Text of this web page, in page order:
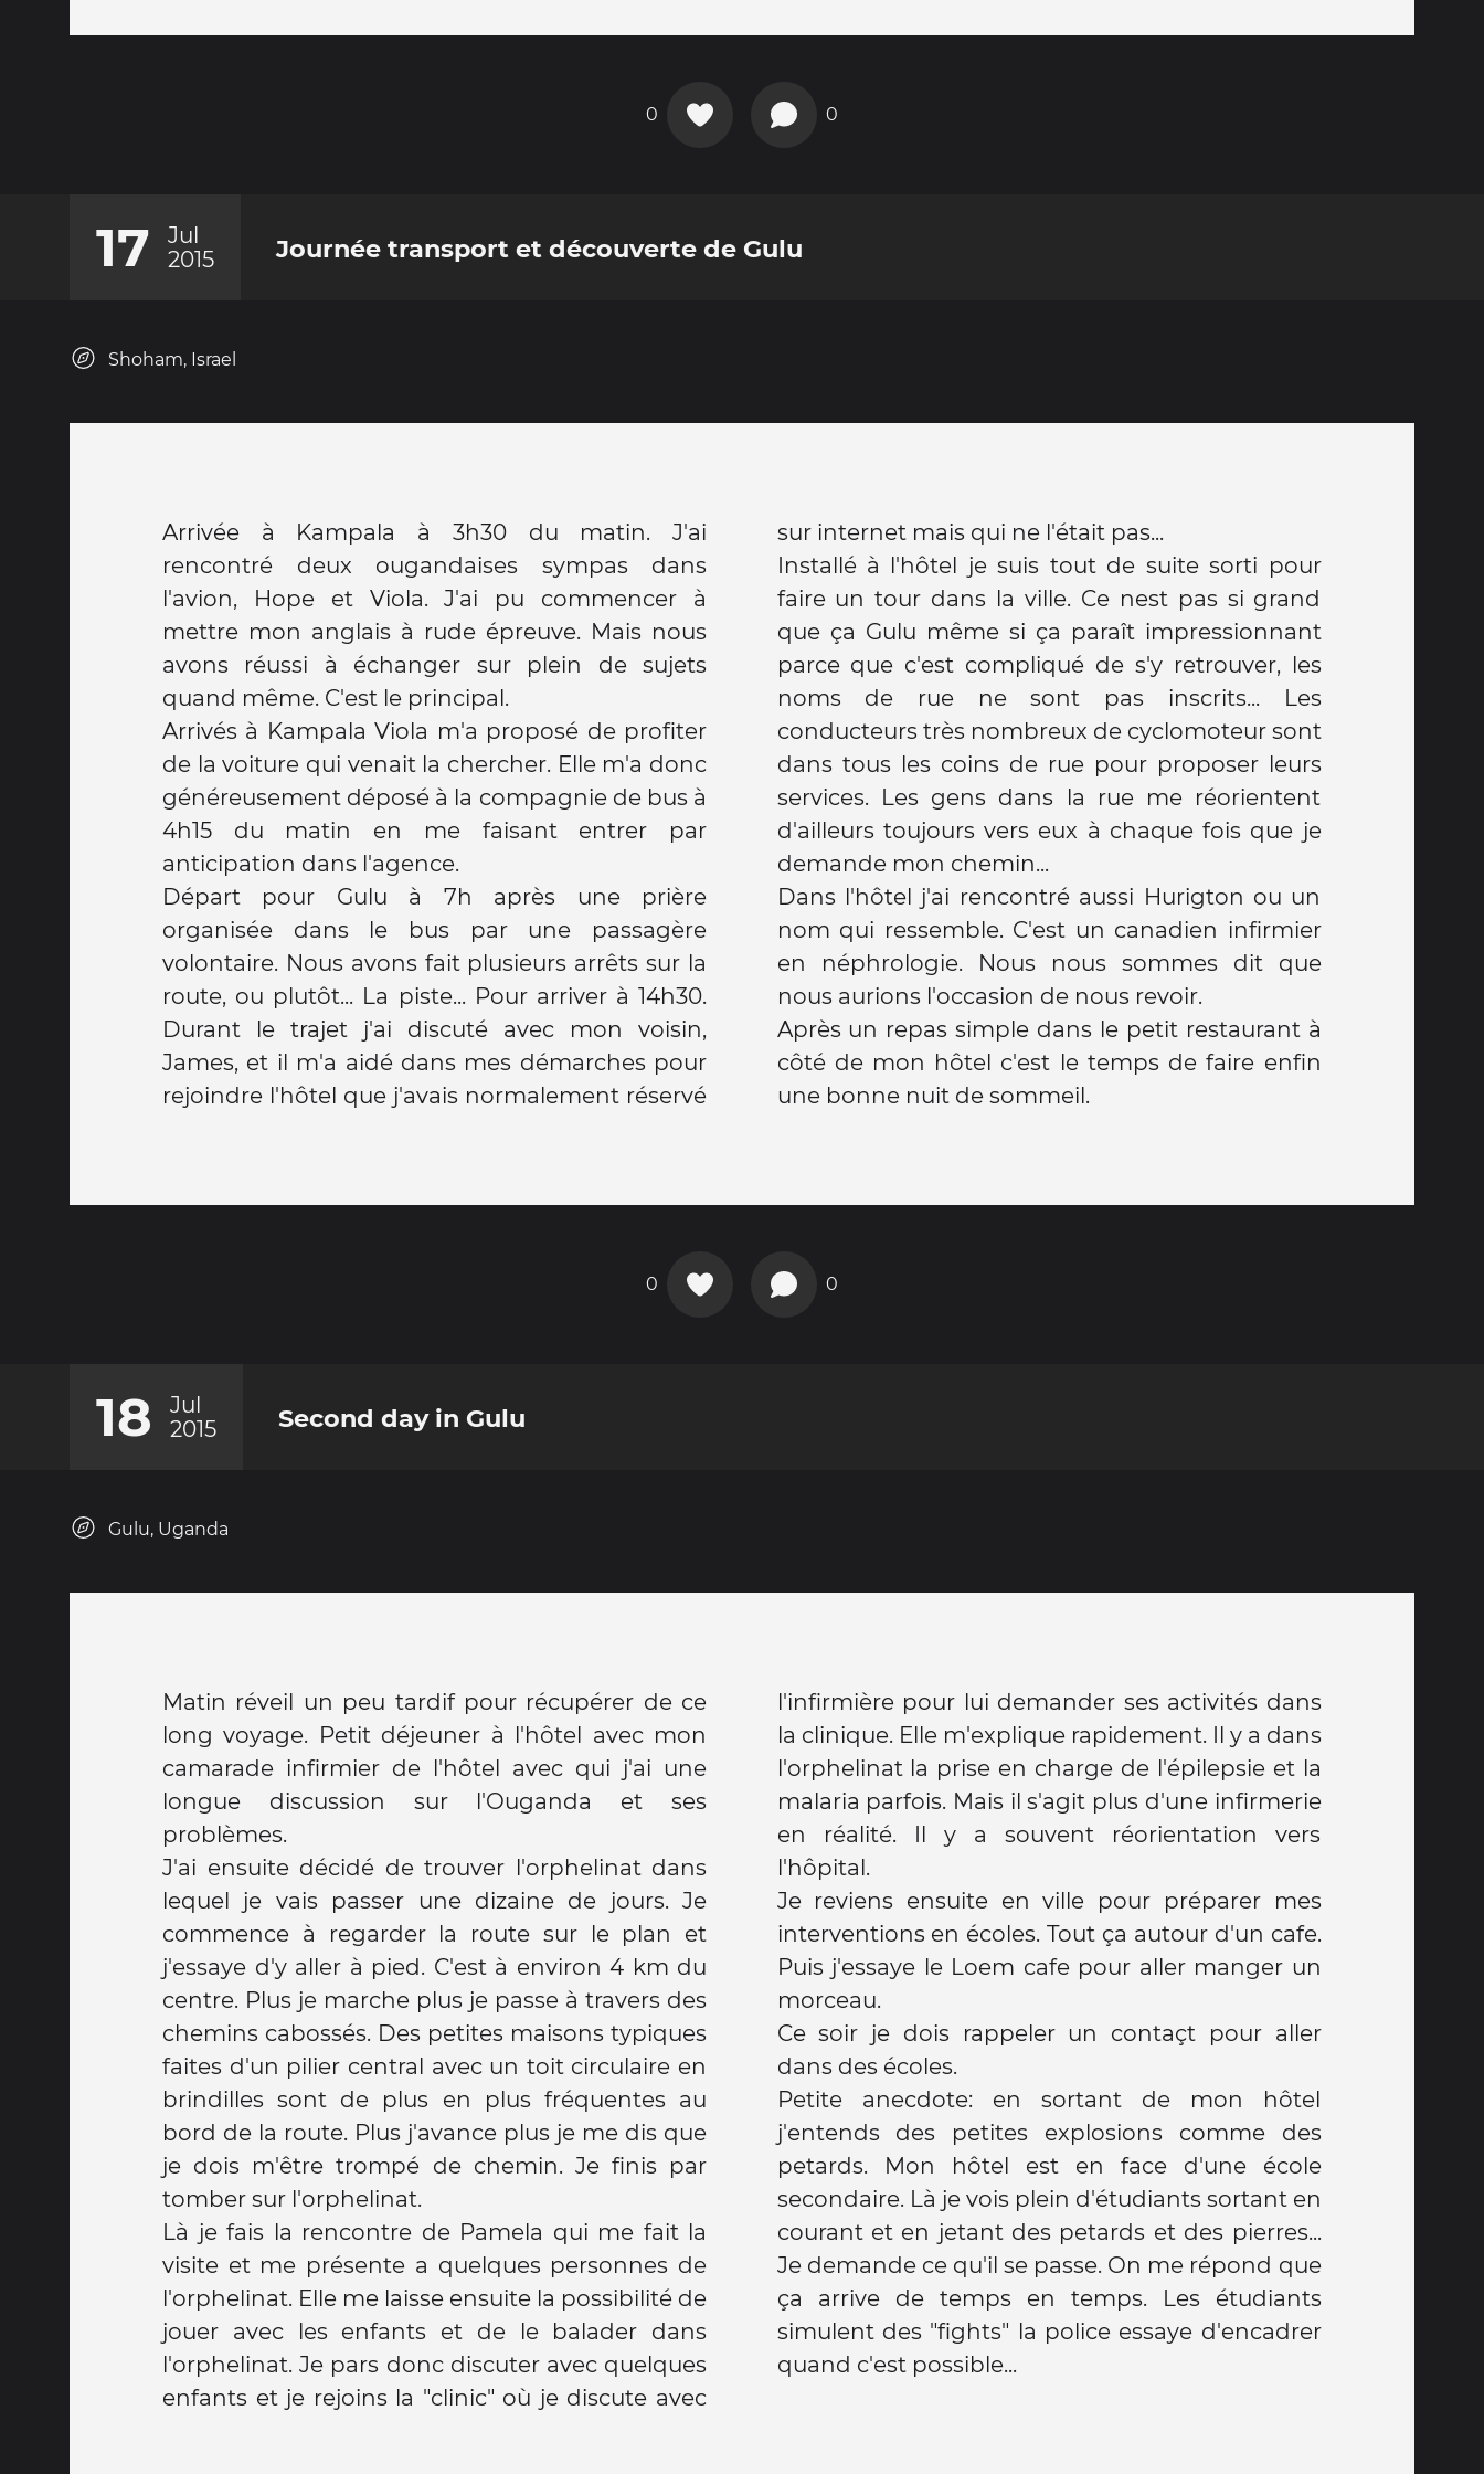
0 0
17
Jul
2015
Journée transport et découverte de Gulu
Shoham, Israel
Arrivée à Kampala à 3h30 du matin. J'ai
rencontré deux ougandaises sympas dans
l'avion, Hope et Viola. J'ai pu commencer à
mettre mon anglais à rude épreuve. Mais nous
avons réussi à échanger sur plein de sujets
quand même. C'est le principal.
Arrivés à Kampala Viola m'a proposé de profiter
de la voiture qui venait la chercher. Elle m'a donc
généreusement déposé à la compagnie de bus à
4h15 du matin en me faisant entrer par
anticipation dans l'agence.
Départ pour Gulu à 7h après une prière
organisée dans le bus par une passagère
volontaire. Nous avons fait plusieurs arrêts sur la
route, ou plutôt... La piste... Pour arriver à 14h30.
Durant le trajet j'ai discuté avec mon voisin,
James, et il m'a aidé dans mes démarches pour
rejoindre l'hôtel que j'avais normalement réservé
sur internet mais qui ne l'était pas...
Installé à l'hôtel je suis tout de suite sorti pour
faire un tour dans la ville. Ce nest pas si grand
que ça Gulu même si ça paraît impressionnant
parce que c'est compliqué de s'y retrouver, les
noms de rue ne sont pas inscrits... Les
conducteurs très nombreux de cyclomoteur sont
dans tous les coins de rue pour proposer leurs
services. Les gens dans la rue me réorientent
d'ailleurs toujours vers eux à chaque fois que je
demande mon chemin...
Dans l'hôtel j'ai rencontré aussi Hurigton ou un
nom qui ressemble. C'est un canadien infirmier
en néphrologie. Nous nous sommes dit que
nous aurions l'occasion de nous revoir.
Après un repas simple dans le petit restaurant à
côté de mon hôtel c'est le temps de faire enfin
une bonne nuit de sommeil.
0 0
18
Jul
2015
Second day in Gulu
Gulu, Uganda
Matin réveil un peu tardif pour récupérer de ce
long voyage. Petit déjeuner à l'hôtel avec mon
camarade infirmier de l'hôtel avec qui j'ai une
longue discussion sur l'Ouganda et ses
problèmes.
J'ai ensuite décidé de trouver l'orphelinat dans
lequel je vais passer une dizaine de jours. Je
commence à regarder la route sur le plan et
j'essaye d'y aller à pied. C'est à environ 4 km du
centre. Plus je marche plus je passe à travers des
chemins cabossés. Des petites maisons typiques
faites d'un pilier central avec un toit circulaire en
brindilles sont de plus en plus fréquentes au
bord de la route. Plus j'avance plus je me dis que
je dois m'être trompé de chemin. Je finis par
tomber sur l'orphelinat.
Là je fais la rencontre de Pamela qui me fait la
visite et me présente a quelques personnes de
l'orphelinat. Elle me laisse ensuite la possibilité de
jouer avec les enfants et de le balader dans
l'orphelinat. Je pars donc discuter avec quelques
enfants et je rejoins la "clinic" où je discute avec
l'infirmière pour lui demander ses activités dans
la clinique. Elle m'explique rapidement. Il y a dans
l'orphelinat la prise en charge de l'épilepsie et la
malaria parfois. Mais il s'agit plus d'une infirmerie
en réalité. Il y a souvent réorientation vers
l'hôpital.
Je reviens ensuite en ville pour préparer mes
interventions en écoles. Tout ça autour d'un cafe.
Puis j'essaye le Loem cafe pour aller manger un
morceau.
Ce soir je dois rappeler un contaçt pour aller
dans des écoles.
Petite anecdote: en sortant de mon hôtel
j'entends des petites explosions comme des
petards. Mon hôtel est en face d'une école
secondaire. Là je vois plein d'étudiants sortant en
courant et en jetant des petards et des pierres...
Je demande ce qu'il se passe. On me répond que
ça arrive de temps en temps. Les étudiants
simulent des "fights" la police essaye d'encadrer
quand c'est possible...